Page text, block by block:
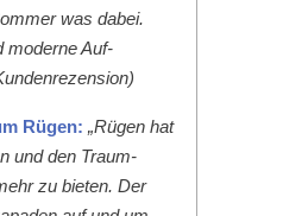
was dabei.
mod­erne Auf­
Rügen: „Rügen hat
und den Traum­
zu bieten. Der